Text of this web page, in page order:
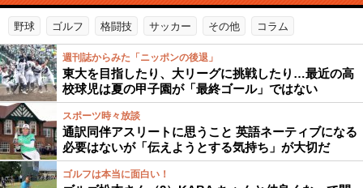
野球 ゴルフ 格闘技 サッカー その他 コラム
週刊誌からみた「ニッポンの後退」
東大を目指したり、大リーグに挑戦したり…最近の高
校球児は夏の甲子園が「最終ゴール」ではない
スポーツ時々放談
通訳同伴アスリートに思うこと 英語ネーティブになる
必要はないが「伝えようとする気持ち」が大切だ
ゴルフは本当に面白い！